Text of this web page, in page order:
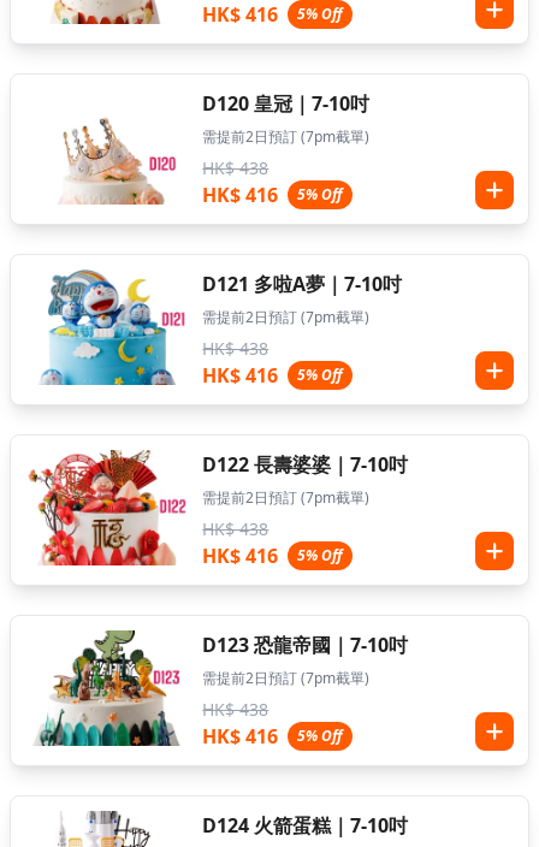
HK$ 416 5% Off
D120 皇冠｜7-10吋
需提前2日預訂 (7pm截單)
HK$ 438
HK$ 416 5% Off
D121 多啦A夢｜7-10吋
需提前2日預訂 (7pm截單)
HK$ 438
HK$ 416 5% Off
D122 長壽婆婆｜7-10吋
需提前2日預訂 (7pm截單)
HK$ 438
HK$ 416 5% Off
D123 恐龍帝國｜7-10吋
需提前2日預訂 (7pm截單)
HK$ 438
HK$ 416 5% Off
D124 火箭蛋糕｜7-10吋